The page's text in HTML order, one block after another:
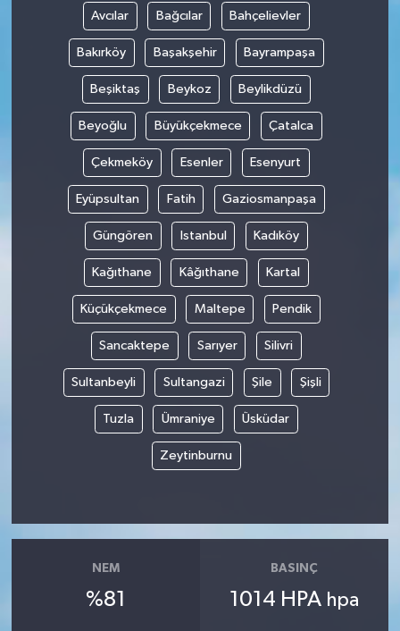
Avcılar Bağcılar Bahçelievler
Bakırköy Başakşehir Bayrampaşa
Beşiktaş Beykoz Beylikdüzü
Beyoğlu Büyükçekmece Çatalca
Çekmeköy Esenler Esenyurt
Eyüpsultan Fatih Gaziosmanpaşa
Güngören Istanbul Kadıköy
Kağıthane Kâğıthane Kartal
Küçükçekmece Maltepe Pendik
Sancaktepe Sarıyer Silivri
Sultanbeyli Sultangazi Şile Şişli
Tuzla Ümraniye Üsküdar
Zeytinburnu
NEM
%81
BASINÇ
1014 HPA hpa